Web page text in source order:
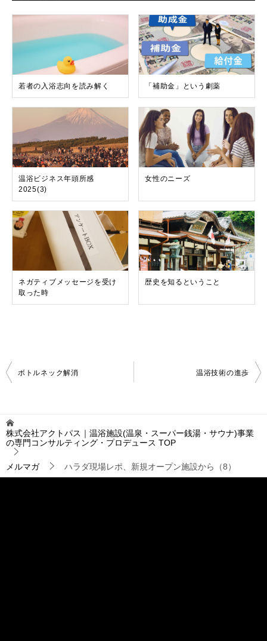
若者の入浴志向を読み解く 「補助金」という劇薬
温浴ビジネス年頭所感
2025(3)
女性のニーズ
ネガティブメッセージを受け
取った時
歴史を知るということ
投
稿
ゲ
ー
シ
ョ
ン
ボトルネック解消 温浴技術の進歩
株式会社アクトパス｜温浴施設(温泉・スーパー銭湯・サウナ)事業
の専門コンサルティング・プロデュース TOP
メルマガ ハラダ現場レポ、新規オープン施設から（8）